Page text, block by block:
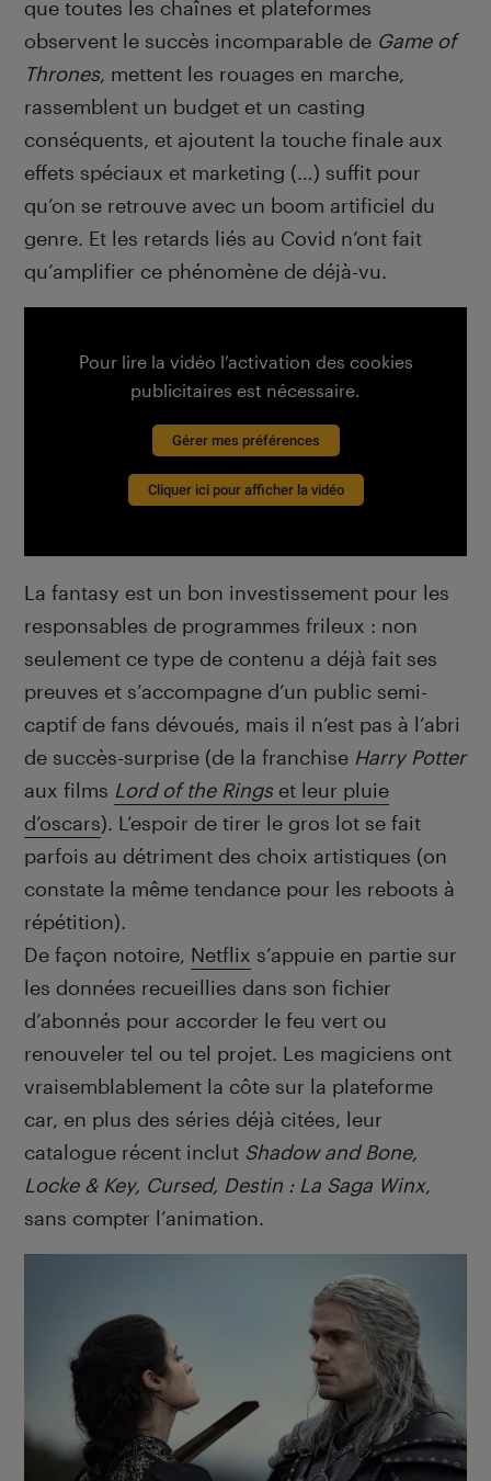
que toutes les chaînes et plateformes
observent le succès incomparable de Game of
Thrones, mettent les rouages en marche,
rassemblent un budget et un casting
conséquents, et ajoutent la touche finale aux
effets spéciaux et marketing (…) suffit pour
qu’on se retrouve avec un boom artificiel du
genre. Et les retards liés au Covid n’ont fait
qu’amplifier ce phénomène de déjà-vu.
Pour lire la vidéo l’activation des cookies
publicitaires est nécessaire.
Gérer mes préférences
Cliquer ici pour afficher la vidéo
La fantasy est un bon investissement pour les
responsables de programmes frileux : non
seulement ce type de contenu a déjà fait ses
preuves et s’accompagne d’un public semi-
captif de fans dévoués, mais il n’est pas à l’abri
de succès-surprise (de la franchise Harry Potter
aux films Lord of the Ringset leur pluie
d’oscars). L’espoir de tirer le gros lot se fait
parfois au détriment des choix artistiques (on
constate la même tendance pour les reboots à
répétition).
De façon notoire, Netflix s’appuie en partie sur
les données recueillies dans son fichier
d’abonnés pour accorder le feu vert ou
renouveler tel ou tel projet. Les magiciens ont
vraisemblablement la côte sur la plateforme
car, en plus des séries déjà citées, leur
catalogue récent inclut Shadow and Bone,
Locke & Key, Cursed, Destin : La Saga Winx,
sans compter l’animation.